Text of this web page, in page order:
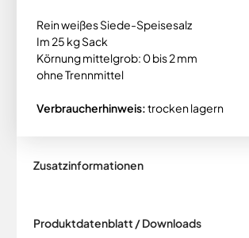
Rein weißes Siede-Speisesalz
Im 25 kg Sack
Körnung mittelgrob: 0 bis 2 mm
ohne Trennmittel
Verbraucherhinweis:trocken lagern
Zusatzinformationen
Produktdatenblatt / Downloads